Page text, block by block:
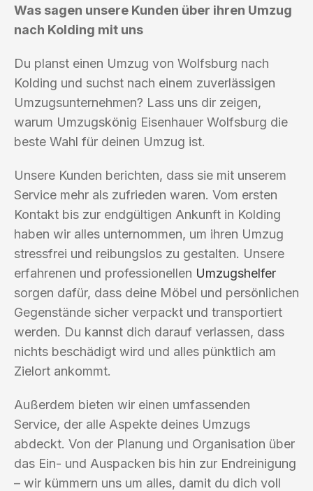
Was sagen unsere Kunden über ihren Umzug
nach Kolding mit uns
Du planst einen Umzug von Wolfsburg nach
Kolding und suchst nach einem zuverlässigen
Umzugsunternehmen? Lass uns dir zeigen,
warum Umzugskönig Eisenhauer Wolfsburg die
beste Wahl für deinen Umzug ist.
Unsere Kunden berichten, dass sie mit unserem
Service mehr als zufrieden waren. Vom ersten
Kontakt bis zur endgültigen Ankunft in Kolding
haben wir alles unternommen, um ihren Umzug
stressfrei und reibungslos zu gestalten. Unsere
erfahrenen und professionellen Umzugshelfer
sorgen dafür, dass deine Möbel und persönlichen
Gegenstände sicher verpackt und transportiert
werden. Du kannst dich darauf verlassen, dass
nichts beschädigt wird und alles pünktlich am
Zielort ankommt.
Außerdem bieten wir einen umfassenden
Service, der alle Aspekte deines Umzugs
abdeckt. Von der Planung und Organisation über
das Ein- und Auspacken bis hin zur Endreinigung
– wir kümmern uns um alles, damit du dich voll